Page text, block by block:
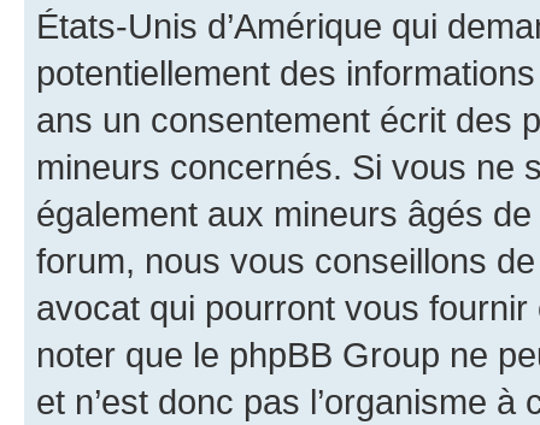
États-Unis d’Amérique qui
potentiellement des
ans un consentement écrit des
mineurs concernés. Si vous ne
également aux mineurs âgés
forum, nous vous conseillons
avocat qui pourront vous
noter que le phpBB Group ne
et n’est donc pas l’organisme